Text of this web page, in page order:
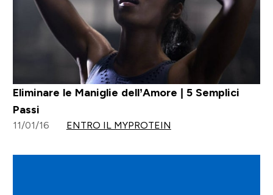
Eliminare le Maniglie dell’Amore | 5 Semplici
Passi
11/01/16 ENTRO IL MYPROTEIN